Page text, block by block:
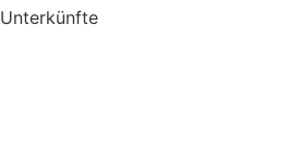
Unterkünfte